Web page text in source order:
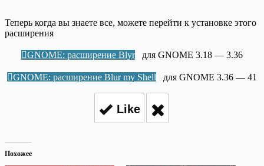
Теперь когда вы знаете все, можете перейти к установке этого
расширения
GNOME: расширение Blyr для GNOME 3.18 — 3.36
GNOME: расширение Blur my Shell для GNOME 3.36 — 41
Like
Похожее